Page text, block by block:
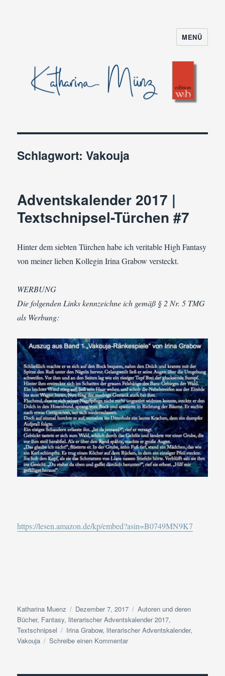
MENÜ
Schlagwort:Vakouja
Adventskalender 2017 |
Textschnipsel-Türchen #7
Hinter dem siebten Türchen habe ich veritable High Fantasy
von meiner lieben Kollegin Irina Grabow versteckt.
WERBUNG
Die folgenden Links kennzeichne ich gemäß § 2 Nr. 5 TMG
als Werbung:
https://lesen.amazon.de/kp/embed?asin=B0749MN9K7
Autor
Katharina Muenz
Veröffentlicht
am
Dezember 7, 2017 Kategorien
Autoren und deren
Bücher, Fantasy, literarischer Adventskalender 2017,
Textschnipsel
Schlagwörter
Irina Grabow, literarischer Adventskalender,
Vakouja
Schreibe einen Kommentarzu